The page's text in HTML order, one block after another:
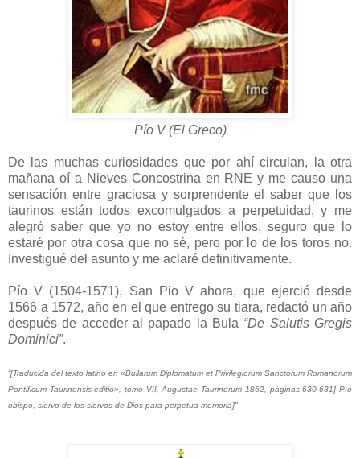
Pío V (El Greco)
De las muchas curiosidades que por ahí circulan, la otra
mañana oí a Nieves Concostrina en RNE y me causo una
sensación entre graciosa y sorprendente el saber que los
taurinos están todos excomulgados a perpetuidad, y me
alegró saber que yo no estoy entre ellos, seguro que lo
estaré por otra cosa que no sé, pero por lo de los toros no.
Investigué del asunto y me aclaré definitivamente.
Pío V (1504-1571), San Pio V ahora, que ejerció desde
1566 a 1572, año en el que entrego su tiara, redactó un año
después de acceder al papado la Bula “De Salutis Gregis
Dominici”.
“[Traducida del texto latino en «Bullarum Diplomatum et Privilegiorum Sanctorum Romanorum
Pontificum Taurinensis editio», tomo VII, Augustae Taurinorum 1862, páginas 630-631] Pío
obispo, siervo de los siervos de Dios para perpetua memoria]"